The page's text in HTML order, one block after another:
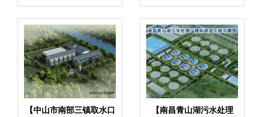
多层缓冲设计，应对高频
冲击震动
所】EPDM橡胶接头合同
【中山市南部三镇取水口
【南昌青山湖污水处理